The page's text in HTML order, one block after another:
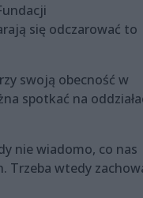
się odczarować to
swoją obecność w
spotkać na
nie wiadomo, co nas
Trzeba wtedy